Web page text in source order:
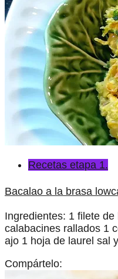
Recetas etapa 1.
Bacalao a la brasa
Ingredientes: 1 filete
calabacines rallados 1
ajo 1 hoja de laurel sal
Compártelo: